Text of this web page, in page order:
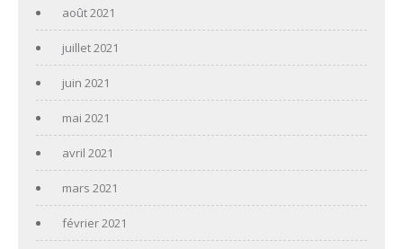
août 2021
juillet 2021
juin 2021
mai 2021
avril 2021
mars 2021
février 2021